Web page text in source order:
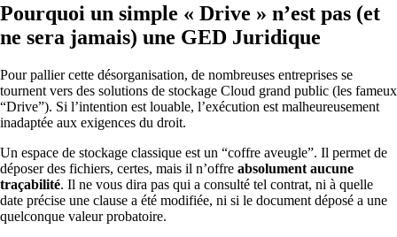
Pourquoi un simple « Drive » n’est pas (et
ne sera jamais) une GED Juridique
Pour pallier cette désorganisation, de nombreuses entreprises se
tournent vers des solutions de stockage Cloud grand public (les fameux
“Drive”). Si l’intention est louable, l’exécution est malheureusement
inadaptée aux exigences du droit.
Un espace de stockage classique est un “coffre aveugle”. Il permet de
déposer des fichiers, certes, mais il n’offre absolument aucune
traçabilité. Il ne vous dira pas qui a consulté tel contrat, ni à quelle
date précise une clause a été modifiée, ni si le document déposé a une
quelconque valeur probatoire.